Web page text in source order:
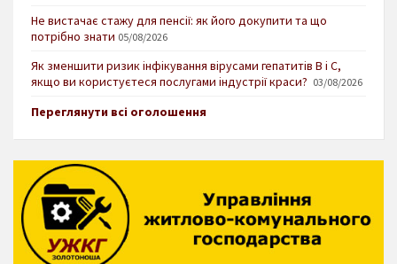
Не вистачає стажу для пенсії: як його докупити та що
потрібно знати 05/08/2026
Як зменшити ризик інфікування вірусами гепатитів В і С,
якщо ви користуєтеся послугами індустрії краси? 03/08/2026
Переглянути всі оголошення